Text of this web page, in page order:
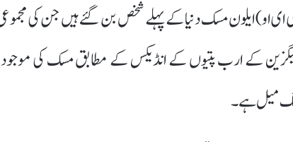
ای او) ایلون مسک دنیا کے پہلے شخص بن گئے ہیں جن کی
فوربز میگزین کے ارب پتیوں کے انڈیکس کے مطابق مسک کی